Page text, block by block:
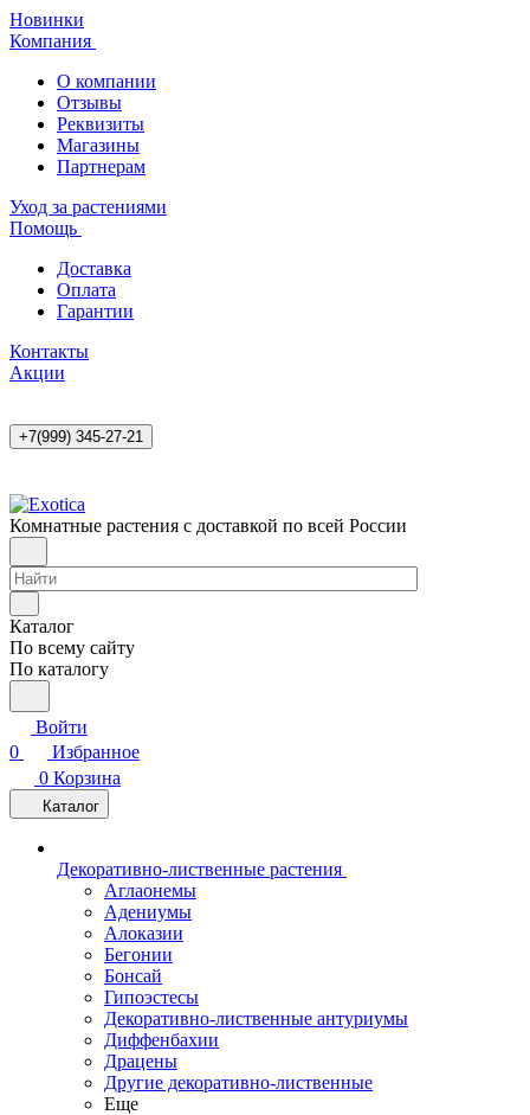
Новинки
Компания
О компании
Отзывы
Реквизиты
Магазины
Партнерам
Уход за растениями
Помощь
Доставка
Оплата
Гарантии
Контакты
Акции
+7(999) 345-27-21
Комнатные растения с доставкой по всей России
Каталог
По всему сайту
По каталогу
Войти
0
Избранное
0 Корзина
Каталог
Декоративно-лиственные растения
Аглаонемы
Адениумы
Алоказии
Бегонии
Бонсай
Гипоэстесы
Декоративно-лиственные антуриумы
Диффенбахии
Драцены
Другие декоративно-лиственные
Еще